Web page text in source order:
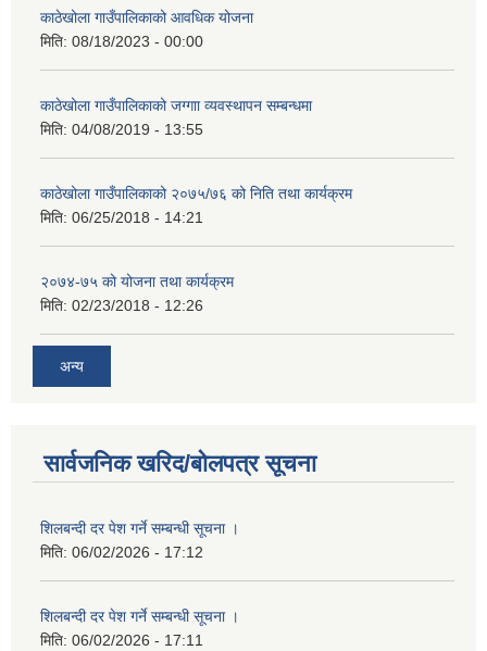
काठेखोला गाउँपालिकाको आवधिक योजना
मिति: 08/18/2023 - 00:00
काठेखोला गाउँपालिकाको जग्गाा व्यवस्थापन सम्बन्धमा
मिति: 04/08/2019 - 13:55
काठेखोला गाउँपालिकाको २०७५/७६ को निति तथा कार्यक्रम
मिति: 06/25/2018 - 14:21
२०७४-७५ को योजना तथा कार्यक्रम
मिति: 02/23/2018 - 12:26
अन्य
सार्वजनिक खरिद/बोलपत्र सूचना
शिलबन्दी दर पेश गर्ने सम्बन्धी सूचना ।
मिति: 06/02/2026 - 17:12
शिलबन्दी दर पेश गर्ने सम्बन्धी सूचना ।
मिति: 06/02/2026 - 17:11